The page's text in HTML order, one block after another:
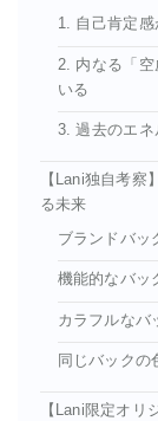
1. 自己肯定
2. 内なる「
いる
3. 過去のエネ
【Lani独自考
る未来
ブランドバッ
機能的なバッ
カラフルなバ
同じバック
【Lani限定オリ